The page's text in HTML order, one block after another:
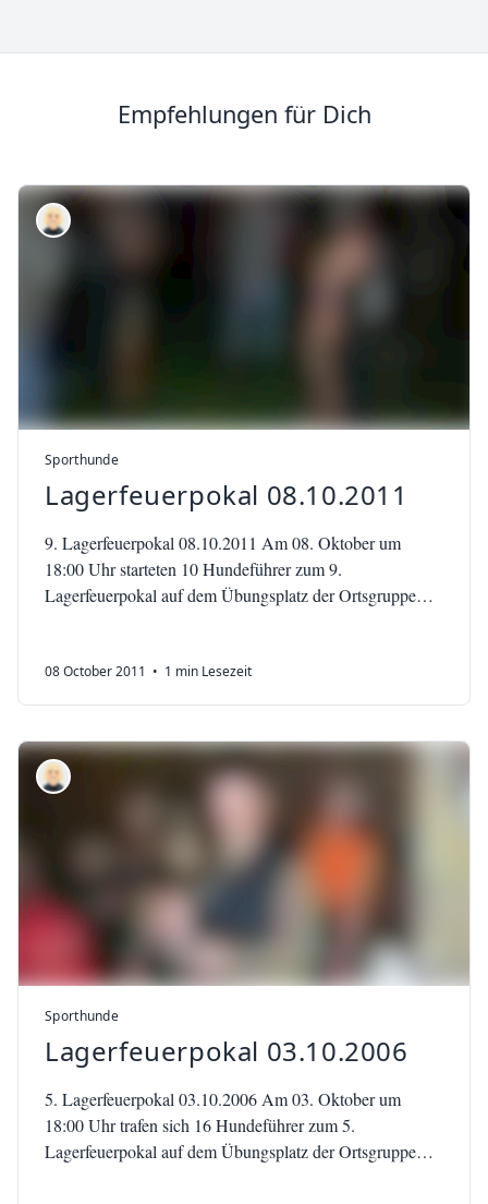
Empfehlungen für Dich
Sporthunde
Lagerfeuerpokal 08.10.2011
9. Lagerfeuerpokal 08.10.2011 Am 08. Oktober um
18:00 Uhr starteten 10 Hundeführer zum 9.
Lagerfeuerpokal auf dem Übungsplatz der Ortsgruppe
08 October 2011 • 1 min Lesezeit
Sporthunde
Lagerfeuerpokal 03.10.2006
5. Lagerfeuerpokal 03.10.2006 Am 03. Oktober um
18:00 Uhr trafen sich 16 Hundeführer zum 5.
Lagerfeuerpokal auf dem Übungsplatz der Ortsgruppe